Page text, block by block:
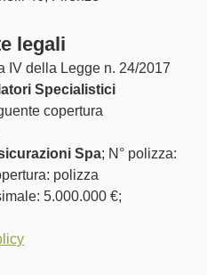
legali
IV della Legge n. 24/2017
Specialistici
copertura
Spa; N° polizza:
polizza
5.000.000 €;